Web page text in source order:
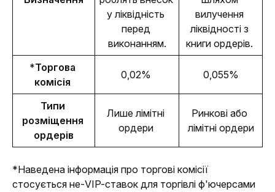
у ліквідність
перед
виконанням.
вилучення
ліквідності з
книги ордерів.
*Торгова
комісія
0,02% 0,055%
Типи
розміщення
ордерів
Лише лімітні
ордери
Ринкові або
лімітні ордери
*Наведена інформація про торгові комісії
стосується не-VIP-ставок для торгівлі ф'ючерсами